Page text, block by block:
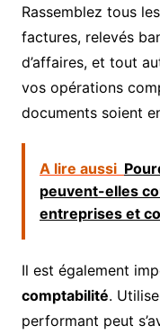
Rassemblez tous
factures, relevés
d’affaires, et tout
vos opérations
documents soient
A lire aussi
peuvent-elles
entreprises et
Il est également
comptabilité.
performant peut